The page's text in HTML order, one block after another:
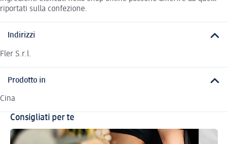
riportati sulla confezione.
Indirizzi
Fler S.r.l.
Prodotto in
Cina
Consigliati per te